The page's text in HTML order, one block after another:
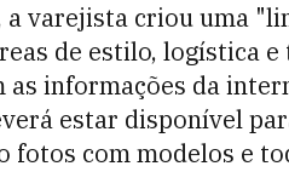
varejista criou uma
de estilo, logística e
as informações da
estar disponível
com modelos e